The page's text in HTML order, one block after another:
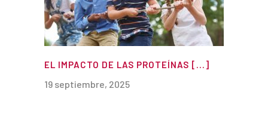
EL IMPACTO DE LAS PROTEÍNAS [...]
19 septiembre, 2025